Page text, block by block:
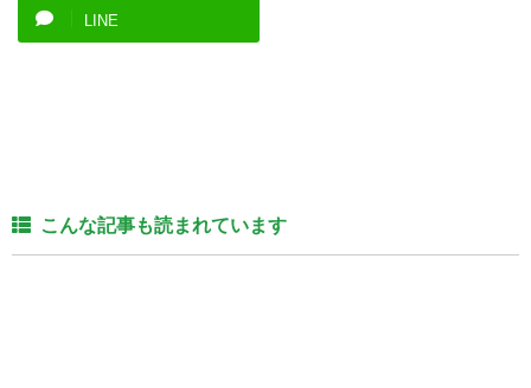
LINE
こんな記事も読まれています